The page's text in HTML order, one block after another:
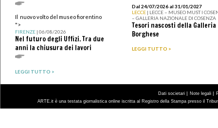
Il nuovo volto del museo fiorentino
">
FIRENZE | 06/08/2026
Nel futuro degli Uffizi. Tra due
anni la chiusura dei lavori
LEGGI TUTTO >
Dal 24/07/2026 al 31/01/2027
LECCE | LECCE – MUSEO MUST I
– GALLERIA NAZIONALE DI COSENZA
Tesori nascosti della Galleria
Borghese
LEGGI TUTTO >
Dati societari | Note legali |
ARTE.it è una testata giornalistica online iscritta al Registro della Stampa presso il